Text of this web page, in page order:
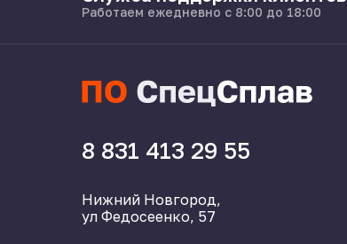
Работаем ежедневно с 8:00 до 18:00
Нижний Новгород,
ул Федосеенко, 57
8 831 413 29 55